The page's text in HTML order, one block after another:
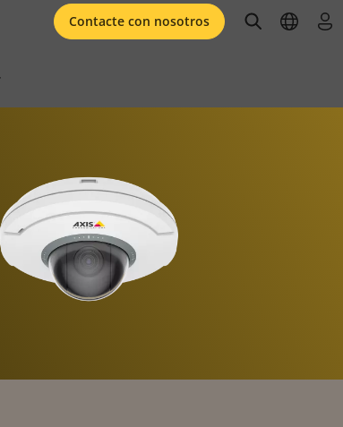
Contacte con nosotros openopen